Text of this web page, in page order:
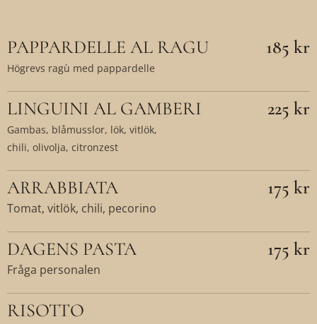
PAPPARDELLE AL RAGU
Högrevs ragù med pappardelle
185 kr
LINGUINI AL GAMBERI
Gambas, blåmusslor, lök, vitlök,
chili, olivolja, citronzest
225 kr
ARRABBIATA
Tomat, vitlök, chili, pecorino
175 kr
DAGENS PASTA
Fråga personalen
175 kr
RISOTTO